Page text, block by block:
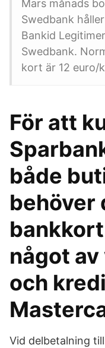
Mars månads
Swedbank
Bankid
Swedbank.
kort är 12 euro/
För att
både
behöver
något
och
Vid delbetalning